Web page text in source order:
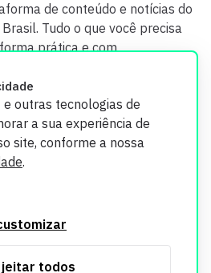
outras tecnologias de
a sua experiência de
site, conforme a nossa
.
todos
de conteúdo e notícias do
Tudo o que você precisa
prática e com
coletados em nosso site são
fins de aprimoramento de
Política de Privacidade.